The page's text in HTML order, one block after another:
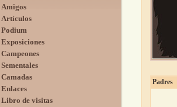
Amigos
Artículos
Podium
Exposiciones
Campeones
Sementales
Camadas
Enlaces
Libro de visitas
Padres